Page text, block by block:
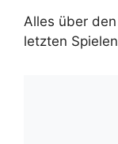
Alles über
letzten